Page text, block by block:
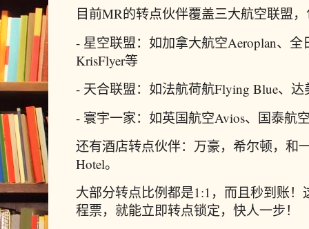
目前MR的转点伙伴覆盖三大航空联盟
- 星空联盟：如加拿大航空Aeroplan、
KrisFlyer等
- 天合联盟：如法航荷航Flying Blue、达
- 寰宇一家：如英国航空Avios、国泰航
还有酒店转点伙伴：万豪，希尔顿，和
Hotel。
大部分转点比例都是1:1，而且秒到账
程票，就能立即转点锁定，快人一步！